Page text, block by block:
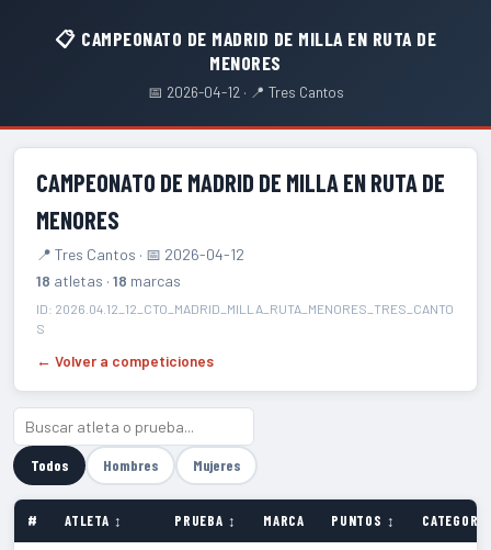
📋 CAMPEONATO DE MADRID DE MILLA EN RUTA DE
MENORES
📅 2026-04-12 · 📍 Tres Cantos
CAMPEONATO DE MADRID DE MILLA EN RUTA DE
MENORES
📍 Tres Cantos · 📅 2026-04-12
18 atletas · 18 marcas
ID: 2026.04.12_12_CTO_MADRID_MILLA_RUTA_MENORES_TRES_CANTO
S
← Volver a competiciones
Todos Hombres Mujeres
# ATLETA ↕ PRUEBA ↕ MARCA PUNTOS ↕